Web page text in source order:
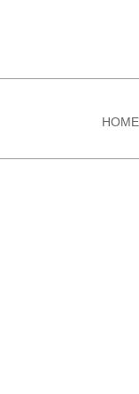
HOME